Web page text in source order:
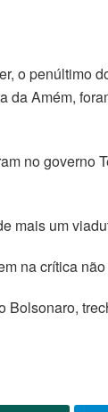
o penúltimo
Amém,
no
um
na crítica